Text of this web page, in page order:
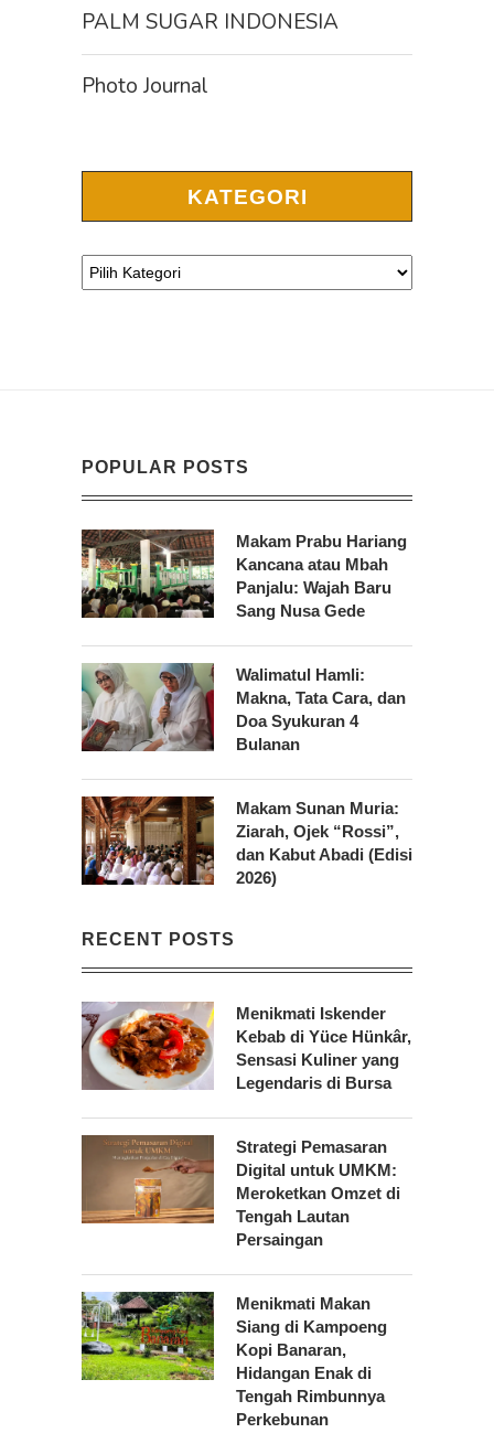
PALM SUGAR INDONESIA
Photo Journal
KATEGORI
POPULAR POSTS
Makam Prabu Hariang
Kancana atau Mbah
Panjalu: Wajah Baru
Sang Nusa Gede
Walimatul Hamli:
Makna, Tata Cara, dan
Doa Syukuran 4
Bulanan
Makam Sunan Muria:
Ziarah, Ojek “Rossi”,
dan Kabut Abadi (Edisi
2026)
RECENT POSTS
Menikmati Iskender
Kebab di Yüce Hünkâr,
Sensasi Kuliner yang
Legendaris di Bursa
Strategi Pemasaran
Digital untuk UMKM:
Meroketkan Omzet di
Tengah Lautan
Persaingan
Menikmati Makan
Siang di Kampoeng
Kopi Banaran,
Hidangan Enak di
Tengah Rimbunnya
Perkebunan